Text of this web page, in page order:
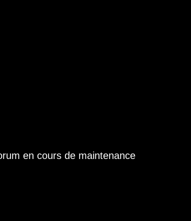
en cours de maintenance